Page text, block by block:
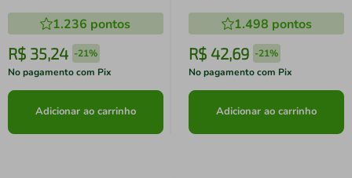
1.236 pontos
R$ 35,24 -21%
No pagamento com Pix
Adicionar ao carrinho
1.498 pontos
R$ 42,69 -21%
No pagamento com Pix
Adicionar ao carrinho